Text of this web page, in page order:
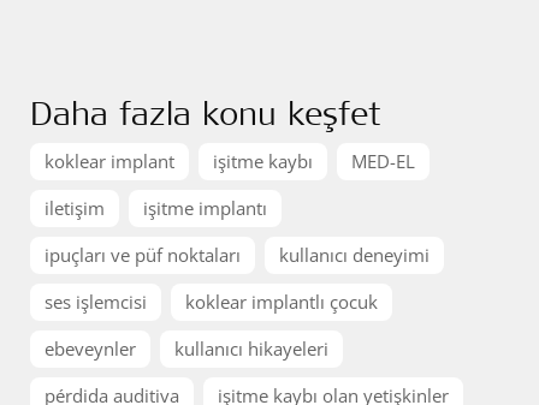
Daha fazla konu keşfet
koklear implant işitme kaybı
MED-EL
iletişim
işitme implantı
ipuçları ve püf noktaları
kullanıcı deneyimi
ses işlemcisi
koklear implantlı çocuk
ebeveynler
kullanıcı hikayeleri
pérdida auditiva
işitme kaybı olan yetişkinler